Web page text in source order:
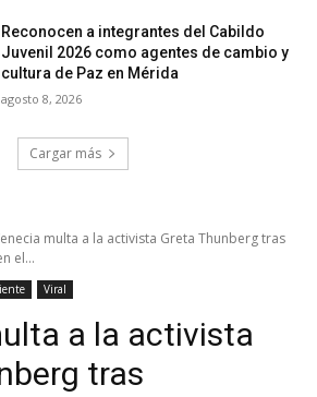
Reconocen a integrantes del Cabildo
Juvenil 2026 como agentes de cambio y
cultura de Paz en Mérida
agosto 8, 2026
Cargar más